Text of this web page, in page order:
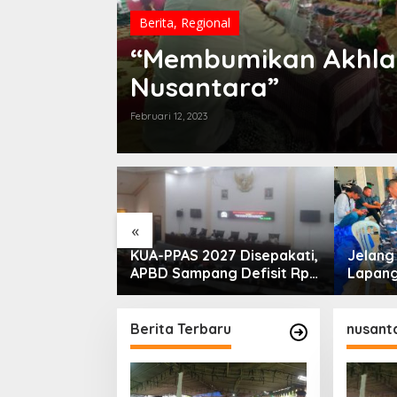
Berita, Regional
“Membumikan
Nusantara”
Februari 12, 2023
«
KUA-PPAS 2027 Disepakati,
APBD Sampang Defisit Rp
Jelang
Berita Terbaru